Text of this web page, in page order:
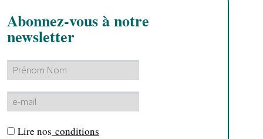
Abonnez-vous à notre
newsletter
Lire nos conditions